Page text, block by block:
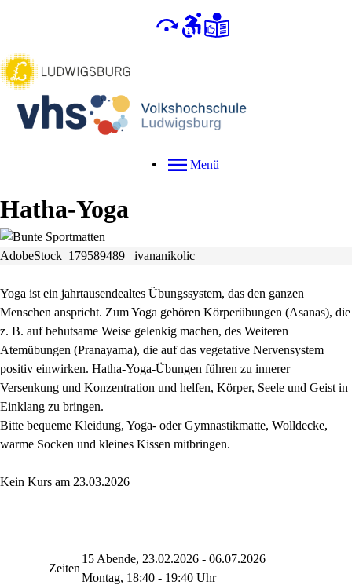
Menü
Hatha-Yoga
AdobeStock_179589489_ ivananikolic
Yoga ist ein jahrtausendealtes Übungssystem, das den ganzen
Menschen anspricht. Zum Yoga gehören Körperübungen (Asanas), die
z. B. auf behutsame Weise gelenkig machen, des Weiteren
Atemübungen (Pranayama), die auf das vegetative Nervensystem
positiv einwirken. Hatha-Yoga-Übungen führen zu innerer
Versenkung und Konzentration und helfen, Körper, Seele und Geist in
Einklang zu bringen.
Bitte bequeme Kleidung, Yoga- oder Gymnastikmatte, Wolldecke,
warme Socken und kleines Kissen mitbringen.
Kein Kurs am 23.03.2026
Zeiten
15 Abende, 23.02.2026 - 06.07.2026
Montag, 18:40 - 19:40 Uhr